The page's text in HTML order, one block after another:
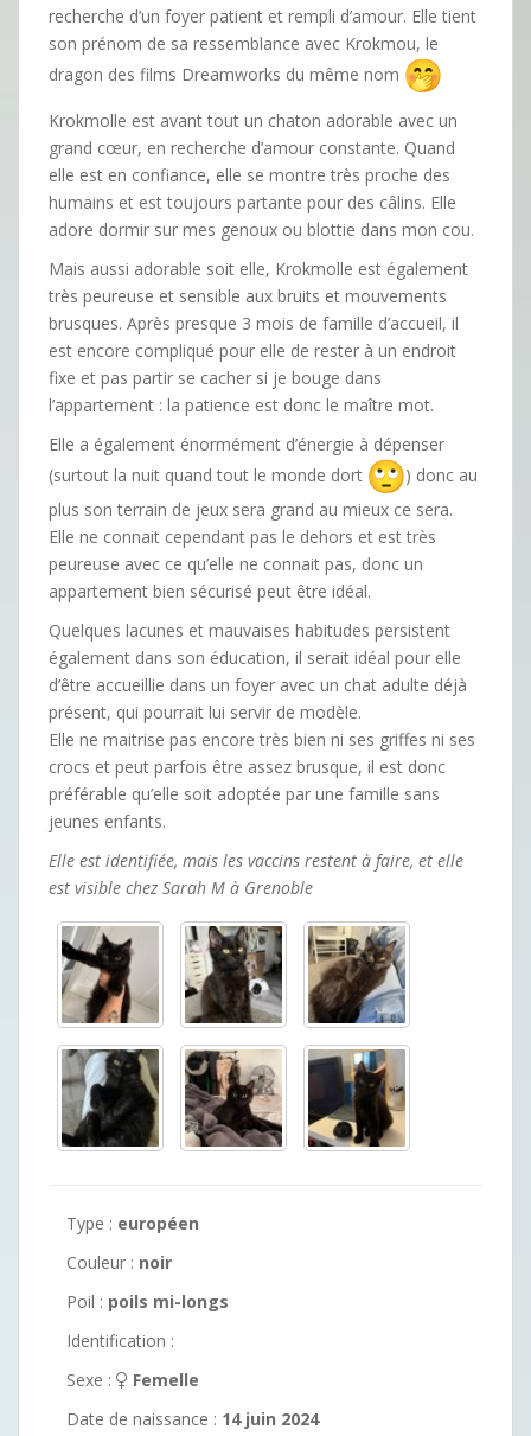
recherche d’un foyer patient et rempli d’amour. Elle tient
son prénom de sa ressemblance avec Krokmou, le
dragon des films Dreamworks du même nom
Krokmolle est avant tout un chaton adorable avec un
grand cœur, en recherche d’amour constante. Quand
elle est en confiance, elle se montre très proche des
humains et est toujours partante pour des câlins. Elle
adore dormir sur mes genoux ou blottie dans mon cou.
Mais aussi adorable soit elle, Krokmolle est également
très peureuse et sensible aux bruits et mouvements
brusques. Après presque 3 mois de famille d’accueil, il
est encore compliqué pour elle de rester à un endroit
fixe et pas partir se cacher si je bouge dans
l’appartement : la patience est donc le maître mot.
Elle a également énormément d’énergie à dépenser
(surtout la nuit quand tout le monde dort
) donc au
plus son terrain de jeux sera grand au mieux ce sera.
Elle ne connait cependant pas le dehors et est très
peureuse avec ce qu’elle ne connait pas, donc un
appartement bien sécurisé peut être idéal.
Quelques lacunes et mauvaises habitudes persistent
également dans son éducation, il serait idéal pour elle
d’être accueillie dans un foyer avec un chat adulte déjà
présent, qui pourrait lui servir de modèle.
Elle ne maitrise pas encore très bien ni ses griffes ni ses
crocs et peut parfois être assez brusque, il est donc
préférable qu’elle soit adoptée par une famille sans
jeunes enfants.
Elle est identifiée, mais les vaccins restent à faire, et elle
est visible chez Sarah M à Grenoble
Type : européen
Couleur : noir
Poil : poils mi-longs
Identification :
Sexe :
Femelle
Date de naissance : 14 juin 2024